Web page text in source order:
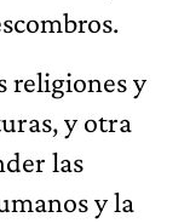
religiones y
y otra
las
y la